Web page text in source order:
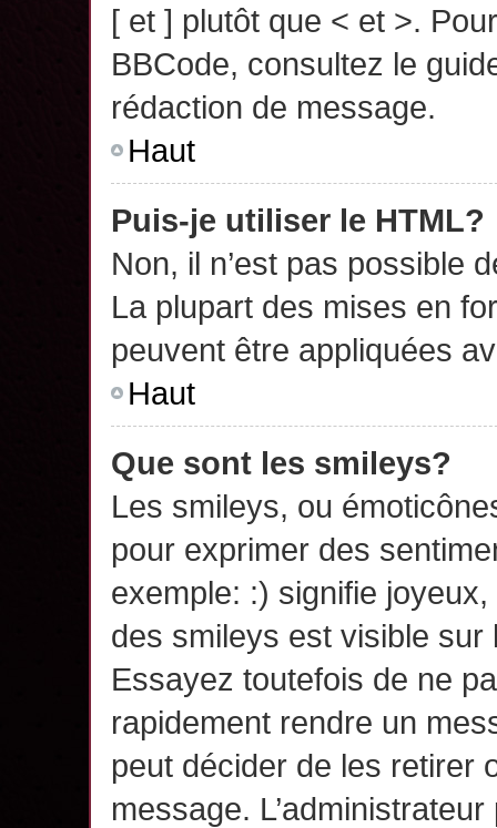
[ et ] plutôt que < et >.
BBCode, consultez le
rédaction de message.
Haut
Puis-je utiliser le HTML?
Non, il n’est pas possible
La plupart des mises en
peuvent être appliquées
Haut
Que sont les smileys?
Les smileys, ou
pour exprimer des
exemple: :) signifie
des smileys est visible
Essayez toutefois de ne
rapidement rendre un
peut décider de les retirer
message.